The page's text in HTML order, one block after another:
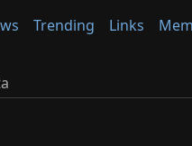
Trending Links